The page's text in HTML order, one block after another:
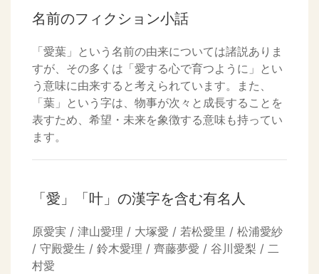
名前のフィクション小話
「愛葉」という名前の由来については諸説ありま
すが、その多くは「愛する心で育つように」とい
う意味に由来すると考えられています。また、
「葉」という字は、物事が次々と成長することを
表すため、希望・未来を象徴する意味も持ってい
ます。
「愛」「叶」の漢字を含む有名人
原愛実 / 津山愛理 / 大塚愛 / 若松愛里 / 松浦愛紗
/ 守殿愛生 / 鈴木愛理 / 齊藤夢愛 / 谷川愛梨 / 二
村愛